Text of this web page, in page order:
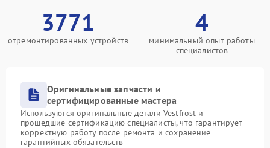
3771
отремонтированных устройств
4
минимальный опыт работы
специалистов
Оригинальные запчасти и
сертифицированные мастера
Используются оригинальные детали Vestfrost и
прошедшие сертификацию специалисты, что гарантирует
корректную работу после ремонта и сохранение
гарантийных обязательств